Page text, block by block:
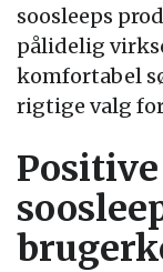
soosleeps
pålidelig
komfortabel
rigtige valg